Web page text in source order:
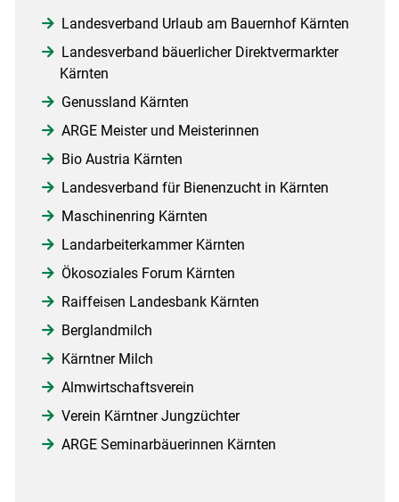
Landesverband Urlaub am Bauernhof Kärnten
Landesverband bäuerlicher Direktvermarkter
Kärnten
Genussland Kärnten
ARGE Meister und Meisterinnen
Bio Austria Kärnten
Landesverband für Bienenzucht in Kärnten
Maschinenring Kärnten
Landarbeiterkammer Kärnten
Ökosoziales Forum Kärnten
Raiffeisen Landesbank Kärnten
Berglandmilch
Kärntner Milch
Almwirtschaftsverein
Verein Kärntner Jungzüchter
ARGE Seminarbäuerinnen Kärnten